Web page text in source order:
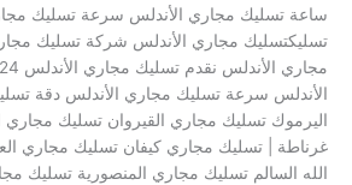
ساعة تسليك مجاري الأندلس سرعة تسليك
تسليكتسليك مجاري الأندلس شركة تسليك
الأندلس سرعة تسليك مجاري الأندلس دقة
اليرموك تسليك مجاري القيروان تسليك
غرناطة | تسليك مجاري كيفان تسليك مجاري
الله السالم تسليك مجاري المنصورية تسليك